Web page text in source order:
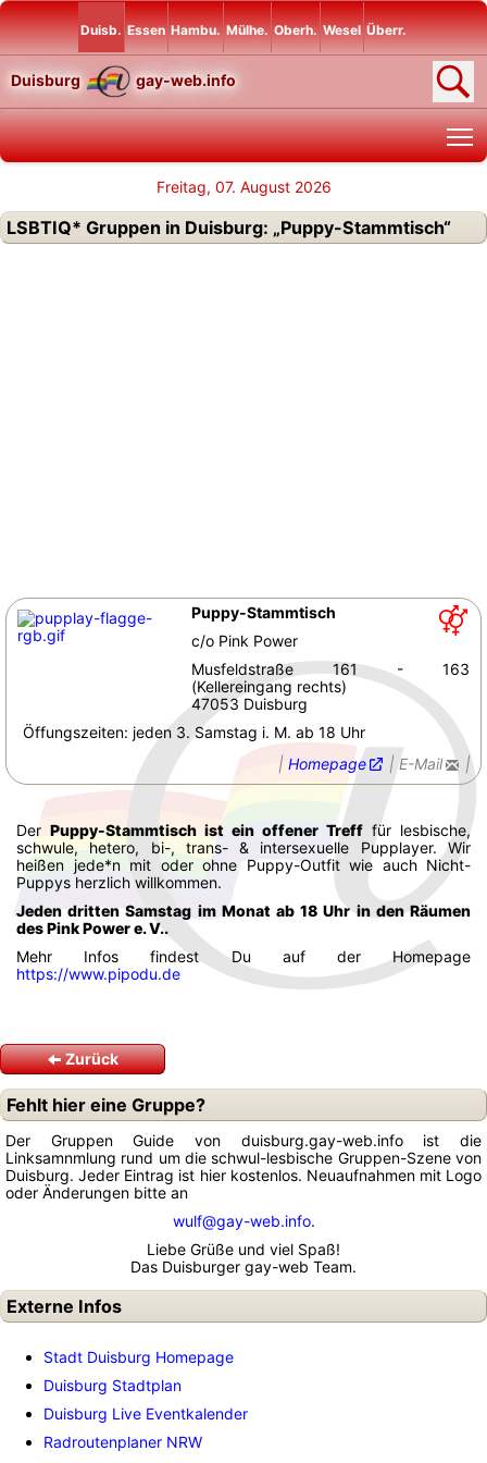
Duisb. Essen Hambu. Mülhe. Oberh. Wesel Überr.
Duisburg gay-web.info
Freitag, 07. August 2026
LSBTIQ* Gruppen in Duisburg: „Puppy-Stammtisch“
Puppy-Stammtisch
c/o Pink Power
Musfeldstraße 161 - 163
(Kellereingang rechts)
47053 Duisburg
Öffungszeiten: jeden 3. Samstag i. M. ab 18 Uhr
| Homepage | E-Mail |
Der Puppy-Stammtisch ist ein offener Treff für lesbische,
schwule, hetero, bi-, trans- & intersexuelle Pupplayer. Wir
heißen jede*n mit oder ohne Puppy-Outfit wie auch Nicht-
Puppys herzlich willkommen.
Jeden dritten Samstag im Monat ab 18 Uhr in den Räumen
des Pink Power e. V..
Mehr Infos findest Du auf der Homepage
https://www.pipodu.de
Zurück
Fehlt hier eine Gruppe?
Der Gruppen Guide von duisburg.gay-web.info ist die
Linksamnmlung rund um die schwul-lesbische Gruppen-Szene von
Duisburg. Jeder Eintrag ist hier kostenlos. Neuaufnahmen mit Logo
oder Änderungen bitte an
wulf@gay-web.info.
Liebe Grüße und viel Spaß!
Das Duisburger gay-web Team.
Externe Infos
Stadt Duisburg Homepage
Duisburg Stadtplan
Duisburg Live Eventkalender
Radroutenplaner NRW